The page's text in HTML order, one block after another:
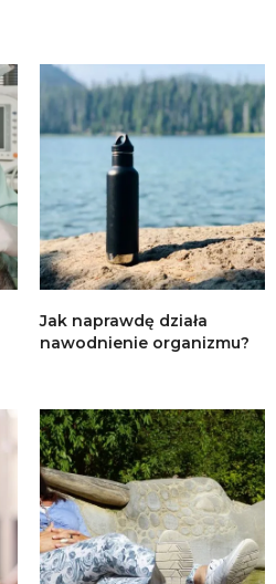
Jak naprawdę działa
nawodnienie organizmu?